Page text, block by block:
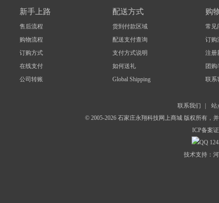
新手上路
售后流程
购物流程
订购方式
在线支付
公司转账
配送方式
货到付款区域
配送支付查询
支付方式说明
如何送礼
Global Shipping
购
常见
订购
注册
团购
联系
联系我们
站
© 2005-2026 石家庄永翔科技网上商城 版权所有，
ICP备案
技术支持：